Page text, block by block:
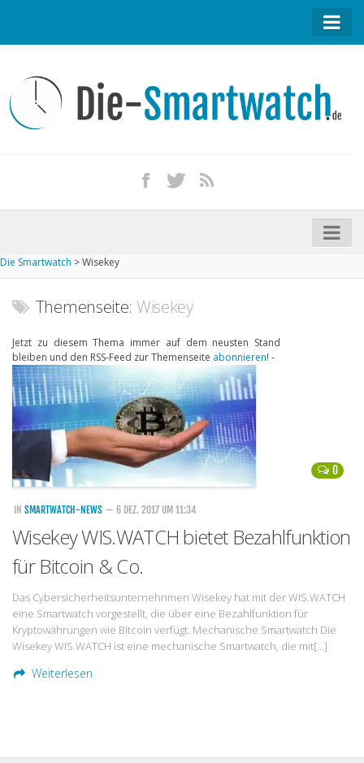
Kontakt / Tipp geben
Impressum
iPhone kaufen
Startseite
Aktuelle Smartwatches im Test
Marken und Modelle
Handytarife
BASE
Smartphonetarife
Datentarife
o2
Smartphonetarife
Prepaid-Tarife
Flatrate-Prepaidtarife
Mobilfunk-Vergleichsrechner
Mobilfunk-Tarifrechner
Die Smartwatch >Wisekey
Themenseite: Wisekey
Jetzt zu diesem Thema immer auf dem neusten Stand
bleiben und den RSS-Feed zur Themenseite abonnieren! -
0
IN SMARTWATCH-NEWS — 6 DEZ. 2017 UM 11:34
Wisekey WIS.WATCH bietet Bezahlfunktion
für Bitcoin & Co.
Das Cybersicherheitsunternehnmen Wisekey hat mit der WIS.WATCH
eine Smartwatch vorgestellt, die über eine Bezahlfunktion für
Kryptowährungen wie Bitcoin verfügt. Mechanische Smartwatch Die
Wisekey WIS.WATCH ist eine mechanische Smartwatch, die mit[…]
Weiterlesen